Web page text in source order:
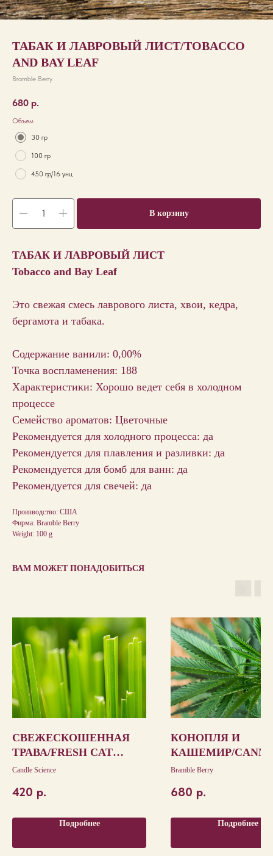
ТАБАК И ЛАВРОВЫЙ ЛИСТ/TOBACCO
AND BAY LEAF
Bramble Berry
680 р.
Объем
30 гр
100 гр
450 гр/16 унц
В корзину
ТАБАК И ЛАВРОВЫЙ ЛИСТ
Tobacco and Bay Leaf
Это свежая смесь лаврового листа, хвои, кедра,
бергамота и табака.
Содержание ванили: 0,00%
Точка воспламенения: 188
Характеристики: Хорошо ведет себя в холодном
процессе
Семейство ароматов: Цветочные
Рекомендуется для холодного процесса: да
Рекомендуется для плавления и разливки: да
Рекомендуется для бомб для ванн: да
Рекомендуется для свечей: да
Производство: США
Фирма: Bramble Berry
Weight: 100 g
ВАМ МОЖЕТ ПОНАДОБИТЬСЯ
СВЕЖЕСКОШЕННАЯ
ТРАВА/FRESH CAT
GRASS
Candle Science
420 р.
Подробнее
КОНОПЛЯ И
КАШЕМИР/
CASHMERE
Bramble Berry
680 р.
Подробнее